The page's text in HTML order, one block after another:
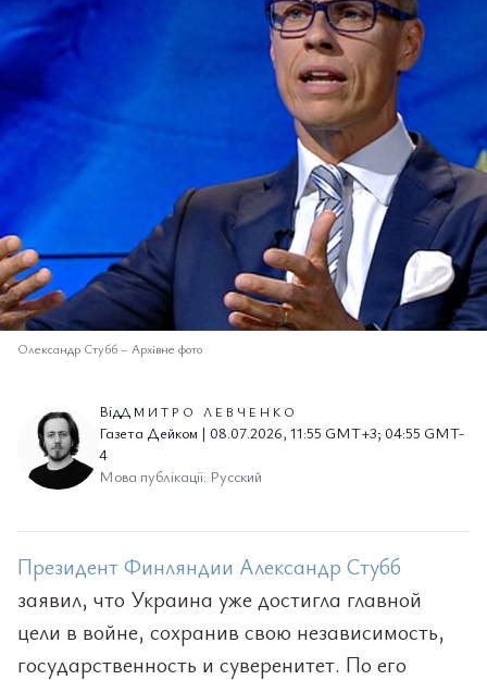
Олександр Стубб– Архівне фото
ВідДМИТРО ЛЕВЧЕНКО
Газета Дейком | 08.07.2026, 11:55 GMT+3; 04:55 GMT-
4
Мова публікації: Русский
Президент Финляндии Александр Стубб
заявил, что Украина уже достигла главной
цели в войне, сохранив свою независимость,
государственность и суверенитет. По его